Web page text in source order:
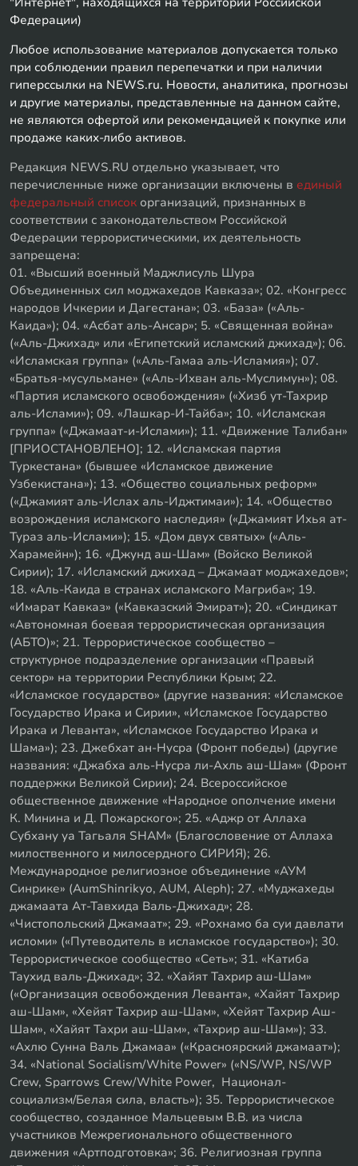
Федерации)
Любое использование материалов допускается только
при соблюдении правил перепечатки и при наличии
гиперссылки на NEWS.ru. Новости, аналитика, прогнозы
и другие материалы, представленные на данном сайте,
не являются офертой или рекомендацией к покупке или
продаже каких-либо активов.
Редакция NEWS.RU отдельно указывает, что
перечисленные ниже организации включены в единый
федеральный список организаций, признанных в
соответствии с законодательством Российской
Федерации террористическими, их деятельность
запрещена:
01. «Высший военный Маджлисуль Шура
Объединенных сил моджахедов Кавказа»; 02. «Конгресс
народов Ичкерии и Дагестана»; 03. «База» («Аль-
Каида»); 04. «Асбат аль-Ансар»; 5. «Священная война»
(«Аль-Джихад» или «Египетский исламский джихад»); 06.
«Исламская группа» («Аль-Гамаа аль-Исламия»); 07.
«Братья-мусульмане» («Аль-Ихван аль-Муслимун»); 08.
«Партия исламского освобождения» («Хизб ут-Тахрир
аль-Ислами»); 09. «Лашкар-И-Тайба»; 10. «Исламская
группа» («Джамаат-и-Ислами»); 11. «Движение Талибан»
[ПРИОСТАНОВЛЕНО]; 12. «Исламская партия
Туркестана» (бывшее «Исламское движение
Узбекистана»); 13. «Общество социальных реформ»
(«Джамият аль-Ислах аль-Иджтимаи»); 14. «Общество
возрождения исламского наследия» («Джамият Ихья ат-
Тураз аль-Ислами»); 15. «Дом двух святых» («Аль-
Харамейн»); 16. «Джунд аш-Шам» (Войско Великой
Сирии); 17. «Исламский джихад – Джамаат моджахедов»;
18. «Аль-Каида в странах исламского Магриба»; 19.
«Имарат Кавказ» («Кавказский Эмират»); 20. «Синдикат
«Автономная боевая террористическая организация
(АБТО)»; 21. Террористическое сообщество –
структурное подразделение организации «Правый
сектор» на территории Республики Крым; 22.
«Исламское государство» (другие названия: «Исламское
Государство Ирака и Сирии», «Исламское Государство
Ирака и Леванта», «Исламское Государство Ирака и
Шама»); 23. Джебхат ан-Нусра (Фронт победы) (другие
названия: «Джабха аль-Нусра ли-Ахль аш-Шам» (Фронт
поддержки Великой Сирии); 24. Всероссийское
общественное движение «Народное ополчение имени
К. Минина и Д. Пожарского»; 25. «Аджр от Аллаха
Субхану уа Тагьаля SHAM» (Благословение от Аллаха
милоственного и милосердного СИРИЯ); 26.
Международное религиозное объединение «АУМ
Синрике» (AumShinrikyo, AUM, Aleph); 27. «Муджахеды
джамаата Ат-Тавхида Валь-Джихад»; 28.
«Чистопольский Джамаат»; 29. «Рохнамо ба суи давлати
исломи» («Путеводитель в исламское государство»); 30.
Террористическое сообщество «Сеть»; 31. «Катиба
Таухид валь-Джихад»; 32. «Хайят Тахрир аш-Шам»
(«Организация освобождения Леванта», «Хайят Тахрир
аш-Шам», «Хейят Тахрир аш-Шам», «Хейят Тахрир Аш-
Шам», «Хайят Тахри аш-Шам», «Тахрир аш-Шам»); 33.
«Ахлю Сунна Валь Джамаа» («Красноярский джамаат»);
34. «National Socialism/White Power» («NS/WP, NS/WP
Crew, Sparrows Crew/White Power, Национал-
социализм/Белая сила, власть»); 35. Террористическое
сообщество, созданное Мальцевым В.В. из числа
участников Межрегионального общественного
движения «Артподготовка»; 36. Религиозная группа